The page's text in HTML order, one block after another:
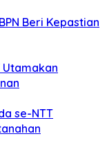
Beri Kepastian
Utamakan
se-NTT